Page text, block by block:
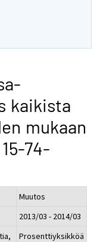
kaikista
mukaan
74-
Muutos
2013/03 - 2014/03
Prosenttiyksikköä